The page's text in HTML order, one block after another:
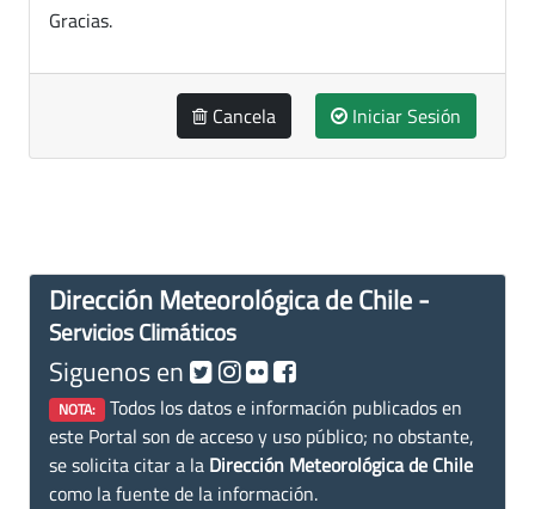
Gracias.
Cancela Iniciar Sesión
Dirección Meteorológica de Chile -
Servicios Climáticos
Siguenos en
NOTA: Todos los datos e información publicados en
este Portal son de acceso y uso público; no obstante,
se solicita citar a la Dirección Meteorológica de Chile
como la fuente de la información.